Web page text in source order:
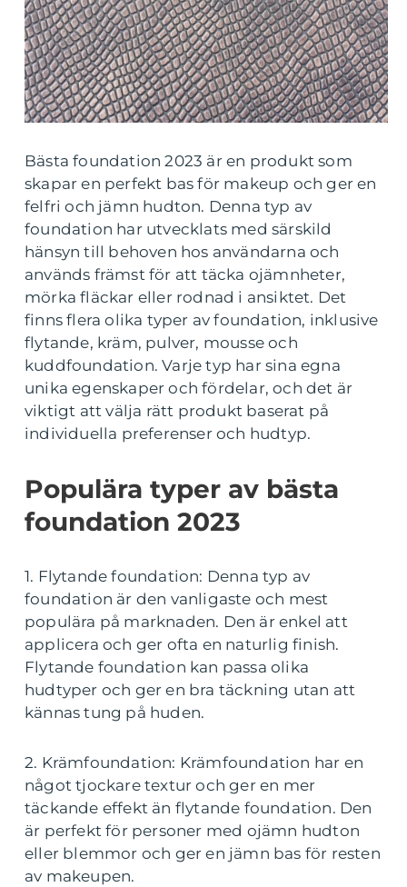
Bästa foundation 2023 är en produkt som
skapar en perfekt bas för makeup och ger en
felfri och jämn hudton. Denna typ av
foundation har utvecklats med särskild
hänsyn till behoven hos användarna och
används främst för att täcka ojämnheter,
mörka fläckar eller rodnad i ansiktet. Det
finns flera olika typer av foundation, inklusive
flytande, kräm, pulver, mousse och
kuddfoundation. Varje typ har sina egna
unika egenskaper och fördelar, och det är
viktigt att välja rätt produkt baserat på
individuella preferenser och hudtyp.
Populära typer av bästa
foundation 2023
1. Flytande foundation: Denna typ av
foundation är den vanligaste och mest
populära på marknaden. Den är enkel att
applicera och ger ofta en naturlig finish.
Flytande foundation kan passa olika
hudtyper och ger en bra täckning utan att
kännas tung på huden.
2. Krämfoundation: Krämfoundation har en
något tjockare textur och ger en mer
täckande effekt än flytande foundation. Den
är perfekt för personer med ojämn hudton
eller blemmor och ger en jämn bas för resten
av makeupen.